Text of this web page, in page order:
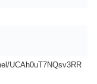
UCAh0uT7NQsv3RR